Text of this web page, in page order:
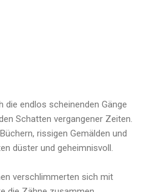
die endlos scheinenden Gänge
Schatten vergangener Zeiten.
rissigen Gemälden und
düster und geheimnisvoll.
verschlimmerten sich mit